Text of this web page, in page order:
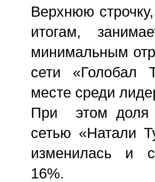
Верхнюю
итогам,
минимальным
сети «Голобал
месте среди
При этом доля
сетью «Натали
изменилась и
16%.